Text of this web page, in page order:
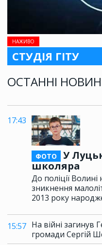
НАЖИВО
СТУДІЯ ГІТУ
ОСТАННІ
17:43
ФОТО
У
школяра
До поліції
зникнення
2013 року
15:57 На війні загинув
громади Сергій